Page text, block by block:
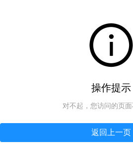
操作提示
对不起，您访问的页面
返回上一页